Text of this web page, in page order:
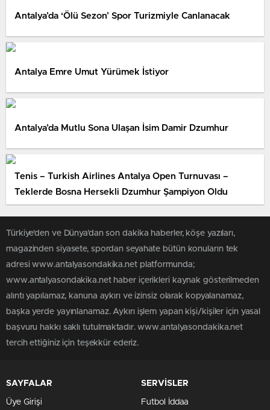
Antalya’da ‘Ölü Sezon’ Spor Turizmiyle Canlanacak
Antalya Emre Umut Yürümek İstiyor
Antalya’da Mutlu Sona Ulaşan İsim Damir Dzumhur
Tenis – Turkish Airlines Antalya Open Turnuvası –
Teklerde Bosna Hersekli Dzumhur Şampiyon Oldu
Türkiye'den ve Dünya’dan son dakika haberler, köşe yazıları,
magazinden siyasete, spordan seyahate bütün konuların tek
adresi www.antalyasondakika.net platformunda;
www.antalyasondakika.net haber içerikleri kaynak gösterilmeden
alıntı yapılamaz, kanuna aykırı ve izinsiz olarak kopyalanamaz,
başka yerde yayınlanamaz. Aykırı işlem yapan kişi/kişiler için yasal
başvuru hakkı saklı tutulmaktadır. www.antalyasondakika.net
tercih ettiğiniz için teşekkür ederiz.
SAYFALAR
Üye Girişi
SERVİSLER
Futbol İddaa